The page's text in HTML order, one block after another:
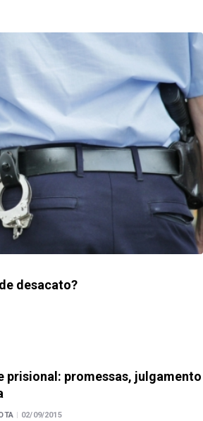
desacato?
prisional: promessas, julgamento
02/09/2015